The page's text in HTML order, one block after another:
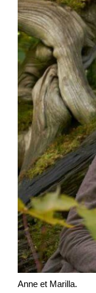
Anne et Marilla.